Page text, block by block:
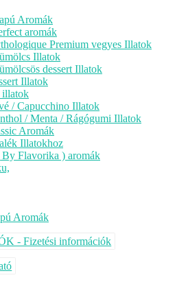
Aromák
aromák
Premium vegyes Illatok
Illatok
dessert Illatok
Illatok
illatok
/ Capucchino Illatok
/ Menta / Rágógumi Illatok
Aromák
Illatokhoz
Flavorika ) aromák
Aromák
- Fizetési információk